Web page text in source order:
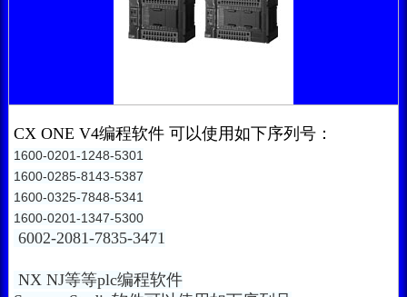
CX ONE V4编程软件 可以使用如下序列号：
1600-0201-1248-5301
1600-0285-8143-5387
1600-0325-7848-5341
1600-0201-1347-5300
6002-2081-7835-3471
NX NJ等等plc编程软件